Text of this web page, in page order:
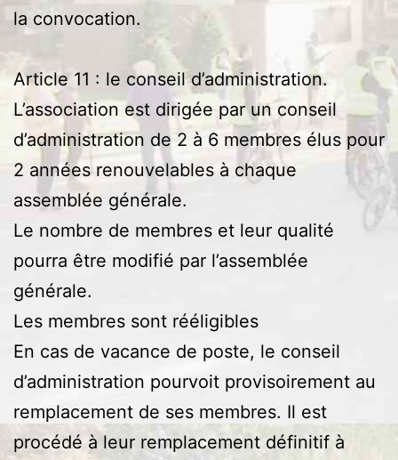
la convocation.
Article 11 : le conseil d’administration.
L’association est dirigée par un conseil
d’administration de 2 à 6 membres élus pour
2 années renouvelables à chaque
assemblée générale.
Le nombre de membres et leur qualité
pourra être modifié par l’assemblée
générale.
Les membres sont rééligibles
En cas de vacance de poste, le conseil
d’administration pourvoit provisoirement au
remplacement de ses membres. Il est
procédé à leur remplacement définitif à